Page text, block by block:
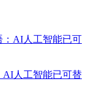
AI人工智能已可替